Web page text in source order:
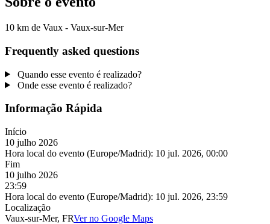
10 km de Vaux - Vaux-sur-Mer
Frequently asked questions
Quando esse evento é realizado?
Onde esse evento é realizado?
Informação Rápida
Início
10 julho 2026
Hora local do evento (Europe/Madrid): 10 jul. 2026, 00:00
Fim
10 julho 2026
23:59
Hora local do evento (Europe/Madrid): 10 jul. 2026, 23:59
Localização
Vaux-sur-Mer, FRVer no Google Maps